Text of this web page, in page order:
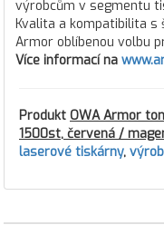
výrobcům v segmentu
Kvalita a kompatibilita
Armor oblíbenou volbu
Více informací na
Produkt OWA Armor
1500st, červená /
laserové tiskárny,